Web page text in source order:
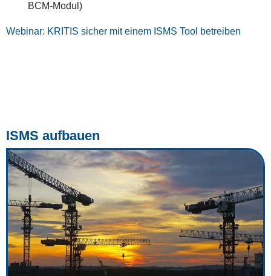
BCM-Modul)
Webinar: KRITIS sicher mit einem ISMS Tool betreiben
ISMS aufbauen